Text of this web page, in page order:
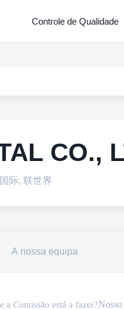
Controle de Qualidade
CO.,
际, 联世界
A nossa equipa
a Comissão está a fazer?